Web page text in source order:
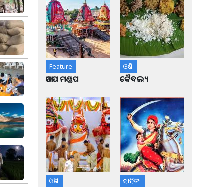
Feature
ଆଡପ ମଣ୍ଡପ
ଓଡ଼ିଶା
କୈବଲ୍ୟ
ଓଡ଼ିଶା ସାହିତ୍ୟ